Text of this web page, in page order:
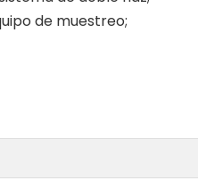
de muestreo;